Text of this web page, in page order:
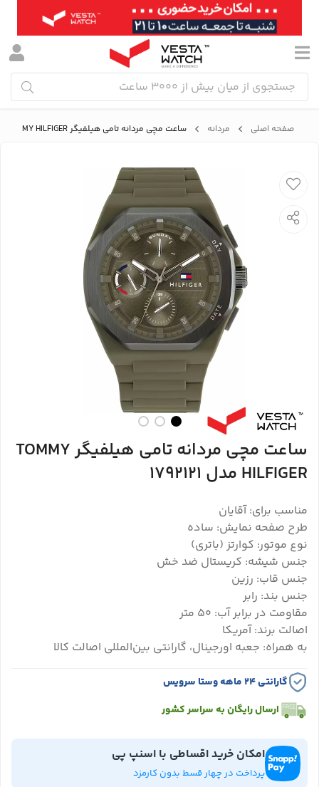
صفحه اصلی مردانه ساعت مچی مردانه تامی هیلفیگر TOMMY HILFIGER مدل 1792121
ساعت مچی مردانه تامی هیلفیگر TOMMY
HILFIGER مدل 1792121
مناسب برای: آقایان
طرح صفحه نمایش: ساده
نوع موتور: کوارتز (باتری)
جنس شیشه: کریستال ضد خش
جنس قاب: رزین
جنس بند: رابر
مقاومت در برابر آب: 50 متر
اصالت برند: آمریکا
به همراه: جعبه اورجینال، گارانتی بین‌المللی اصالت کالا
گارانتی ۲۴ ماهه وستا سرویس
ارسال رایگان به سراسر کشور
امکان خرید اقساطی با اسنپ پی
پرداخت در چهار قسط بدون کارمزد